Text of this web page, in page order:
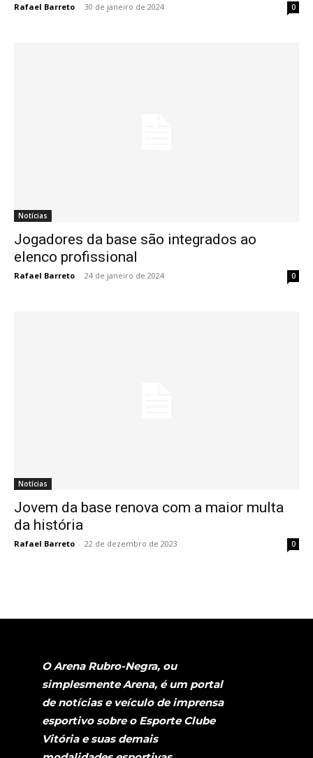
Rafael Barreto - 30 de janeiro de 2024 0
Notícias
Jogadores da base são integrados ao
elenco profissional
Rafael Barreto - 24 de janeiro de 2024 0
Notícias
Jovem da base renova com a maior multa
da história
Rafael Barreto - 22 de dezembro de 2023 0
O Arena Rubro-Negra, ou
simplesmente Arena, é um portal
de notícias e veículo de imprensa
esportivo sobre o Esporte Clube
Vitória e suas demais